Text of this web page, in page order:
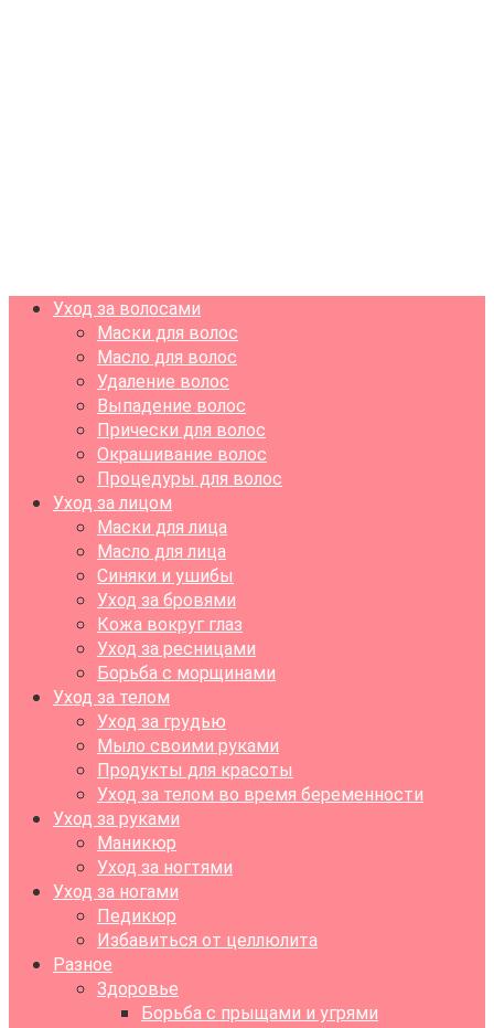
Уход за волосами
Маски для волос
Масло для волос
Удаление волос
Выпадение волос
Прически для волос
Окрашивание волос
Процедуры для волос
Уход за лицом
Маски для лица
Масло для лица
Синяки и ушибы
Уход за бровями
Кожа вокруг глаз
Уход за ресницами
Борьба с морщинами
Уход за телом
Уход за грудью
Мыло своими руками
Продукты для красоты
Уход за телом во время беременности
Уход за руками
Маникюр
Уход за ногтями
Уход за ногами
Педикюр
Избавиться от целлюлита
Разное
Здоровье
Борьба с прыщами и угрями